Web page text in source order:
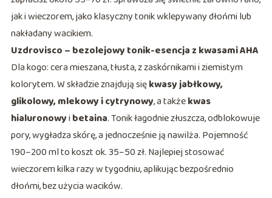
jak i wieczorem, jako klasyczny tonik wklepywany dłońmi lub
nakładany wacikiem.
Uzdrovisco – bezolejowy tonik-esencja z kwasami AHA
Dla kogo: cera mieszana, tłusta, z zaskórnikami i ziemistym
kolorytem. W składzie znajdują siękwasy jabłkowy,
glikolowy, mlekowy i cytrynowy, a takżekwas
hialuronowyi betaina. Tonik łagodnie złuszcza, odblokowuje
pory, wygładza skórę, a jednocześnie ją nawilża. Pojemność
190–200 ml to koszt ok. 35–50 zł. Najlepiej stosować
wieczorem kilka razy w tygodniu, aplikując bezpośrednio
dłońmi, bez użycia wacików.